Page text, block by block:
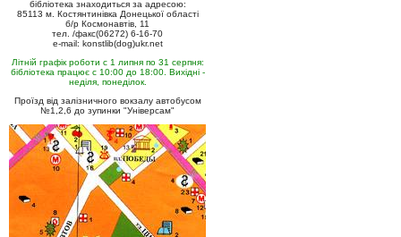
бібліотека знаходиться за адресою:
85113 м. Костянтинівка Донецької області
б/р Космонавтів, 11
тел. /факс(06272) 6-16-70
e-mail: konstlib(dog)ukr.net
Літній графік роботи с 1 липня по 31 серпня:
бібліотека працює с 10:00 до 18:00. Вихідні -
неділя, понеділок.
Проїзд від залізничного вокзалу автобусом
№1,2,6 до зупинки "Універсам"